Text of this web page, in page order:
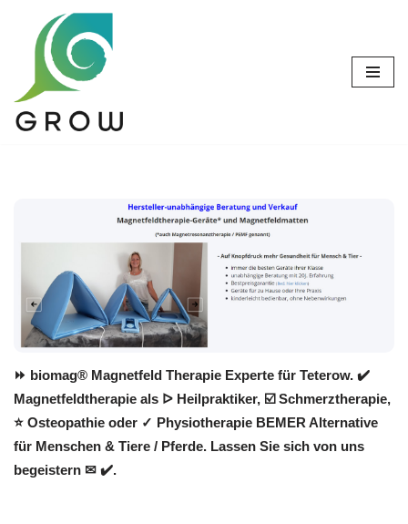
Zum
springen
⏩ biomag® Magnetfeld Therapie Experte für Teterow. ✔️
Magnetfeldtherapie als ᐅ Heilpraktiker, ☑️ Schmerztherapie,
⭐ Osteopathie oder ✓ Physiotherapie BEMER Alternative
für Menschen & Tiere / Pferde. Lassen Sie sich von uns
begeistern ✉ ✔️.